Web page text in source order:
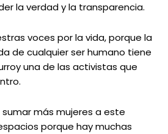
la verdad y la transparencia.
voces por la vida, porque la
de cualquier ser humano tiene
una de las activistas que
más mujeres a este
porque hay muchas